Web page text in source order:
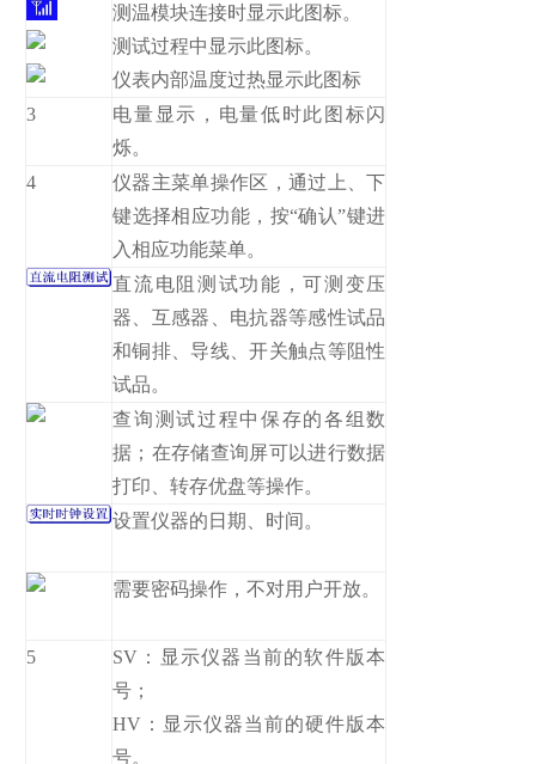
测温模块连接时显示此图标。
测试过程中显示此图标。
仪表内部温度过热显示此图标
3
电量显示，电量低时此图标闪
烁。
4
仪器主菜单操作区，通过上、下
键选择相应功能，按“确认”键进
入相应功能菜单。
直流电阻测试功能，可测变压
器、互感器、电抗器等感性试品
和铜排、导线、开关触点等阻性
试品。
查询测试过程中保存的各组数
据；在存储查询屏可以进行数据
打印、转存优盘等操作。
设置仪器的日期、时间。
需要密码操作，不对用户开放。
5
SV：显示仪器当前的软件版本
号；
HV：显示仪器当前的硬件版本
号。